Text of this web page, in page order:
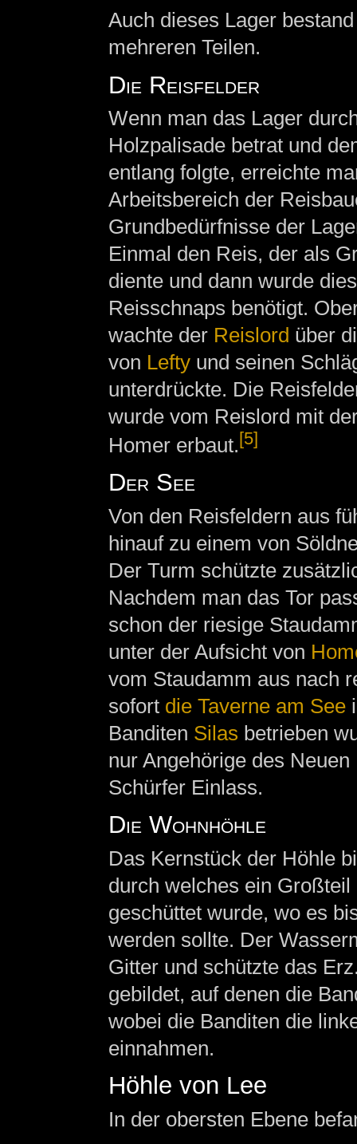
Auch dieses Lager
mehreren Teilen.
Die Reisfelder
Wenn man das Lager
Holzpalisade betrat und
entlang folgte, erreichte
Arbeitsbereich der
Grundbedürfnisse der
Einmal den Reis, der als
diente und dann wurde
Reisschnaps benötigt.
wachte der Reislord über
von Leftyund seinen
unterdrückte. Die
wurde vom Reislord mit
Homer erbaut.[5]
Der See
Von den Reisfeldern aus
hinauf zu einem von
Der Turm schützte
Nachdem man das Tor
schon der riesige
unter der Aufsicht von
vom Staudamm aus nach
sofort die Taverne am See
Banditen Silas betrieben
nur Angehörige des
Schürfer Einlass.
Die Wohnhöhle
Das Kernstück der Höhle
durch welches ein
geschüttet wurde, wo es
werden sollte. Der
Gitter und schützte das
gebildet, auf denen die
wobei die Banditen die
einnahmen.
Höhle von Lee
In der obersten Ebene